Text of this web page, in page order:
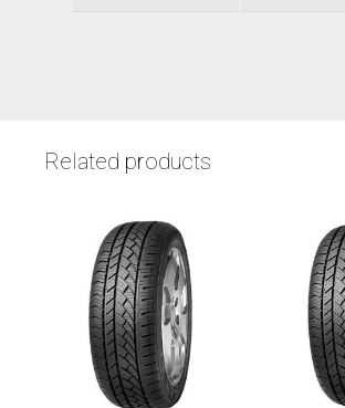
Related products